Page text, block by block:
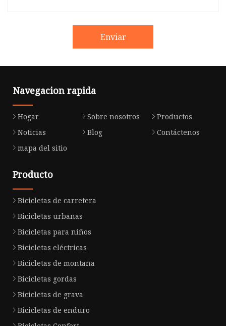
Enviar
Navegacion rapida
Hogar Sobre nosotros
Productos
Noticias
Blog
Contáctenos
mapa del sitio
Producto
Bicicletas de carretera
Bicicletas urbanas
Bicicletas para niños
Bicicletas eléctricas
Bicicletas de montaña
Bicicletas gordas
Bicicletas de grava
Bicicletas de enduro